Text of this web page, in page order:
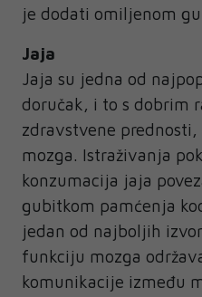
je dodati omiljenom
Jaja
Jaja su jedna od
doručak, i to s dobrim
zdravstvene
mozga. Istraživanja
konzumacija jaja
gubitkom pamćenja
jedan od najboljih
funkciju mozga
komunikacije između